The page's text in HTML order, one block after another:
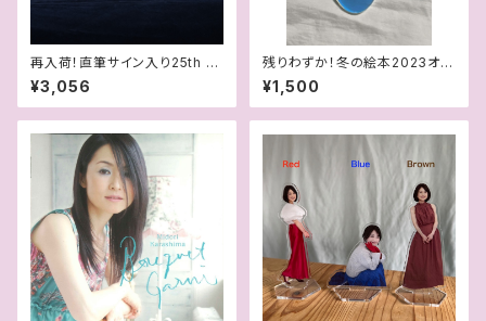
再入荷！直筆サイン入り25th A
nniversary Album『colorfu
l』
¥3,056
残りわずか！冬の絵本2023オー
ロラアクリルキーホルダー
¥1,500